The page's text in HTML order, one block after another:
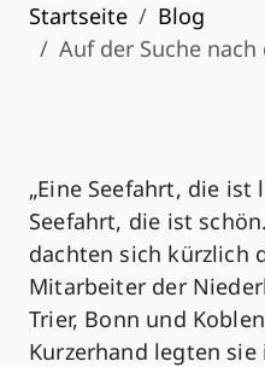
Startseite
Blog
Auf der Suche
„Eine Seefahrt, die ist
Seefahrt, die ist
dachten sich kürzlich
Mitarbeiter der
Trier, Bonn und
Kurzerhand legten sie